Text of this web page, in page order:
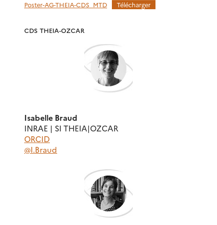
Poster-AG-THEIA-CDS_MTD Télécharger
CDS THEIA-OZCAR
Isabelle Braud
INRAE | SI THEIA|OZCAR
ORCID
@I.Braud